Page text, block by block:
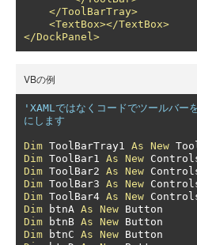
</ToolBarTray>
<TextBox></TextBox>
</DockPanel>
VBの例
'XAMLではなくコードでツールバー
にします
Dim ToolBarTray1 As New
Dim ToolBar1 As New
Dim ToolBar2 As New
Dim ToolBar3 As New
Dim ToolBar4 As New
Dim btnA As New
Dim btnB As New
Dim btnC As New